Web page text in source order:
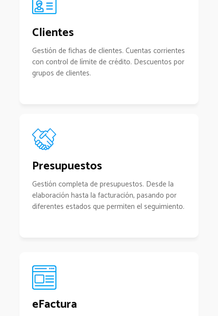
Clientes
Gestión de fichas de clientes. Cuentas corrientes
con control de límite de crédito. Descuentos por
grupos de clientes.
Presupuestos
Gestión completa de presupuestos. Desde la
elaboración hasta la facturación, pasando por
diferentes estados que permiten el seguimiento.
eFactura